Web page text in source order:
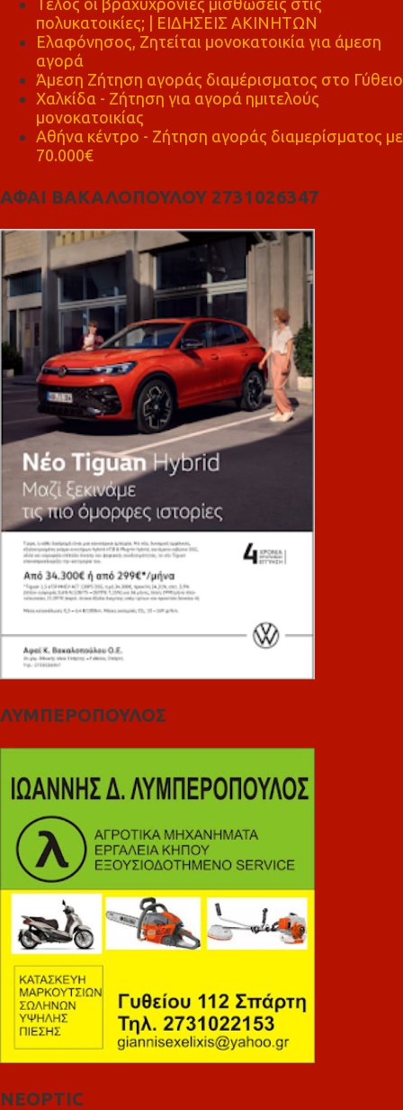
πολυκατοικίες; | ΕΙΔΗΣΕΙΣ ΑΚΙΝΗΤΩΝ
Ελαφόνησος, Ζητείται μονοκατοικία για άμεση
αγορά
Άμεση Ζήτηση αγοράς διαμέρισματος στο Γύθειο
Χαλκίδα - Ζήτηση για αγορά ημιτελούς
μονοκατοικίας
Αθήνα κέντρο - Ζήτηση αγοράς διαμερίσματος με
70.000€
ΑΦΑΙ ΒΑΚΑΛΟΠΟΥΛΟΥ 2731026347
ΛΥΜΠΕΡΟΠΟΥΛΟΣ
NEOPTIC